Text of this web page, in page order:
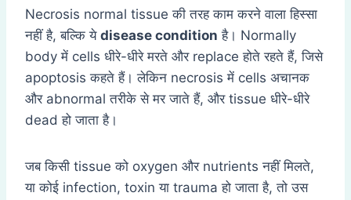
Necrosis normal tissue की तरह काम करने वाला हिस्सा
नहीं है, बल्कि ये disease condition है। Normally
body में cells धीरे-धीरे मरते और replace होते रहते हैं, जिसे
apoptosis कहते हैं। लेकिन necrosis में cells अचानक
और abnormal तरीके से मर जाते हैं, और tissue धीरे-धीरे
dead हो जाता है।
जब किसी tissue को oxygen और nutrients नहीं मिलते,
या कोई infection, toxin या trauma हो जाता है, तो उस